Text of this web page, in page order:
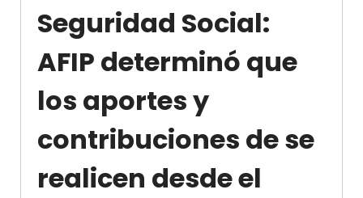
Seguridad Social:
AFIP determinó que
los aportes y
contribuciones de se
realicen desde el